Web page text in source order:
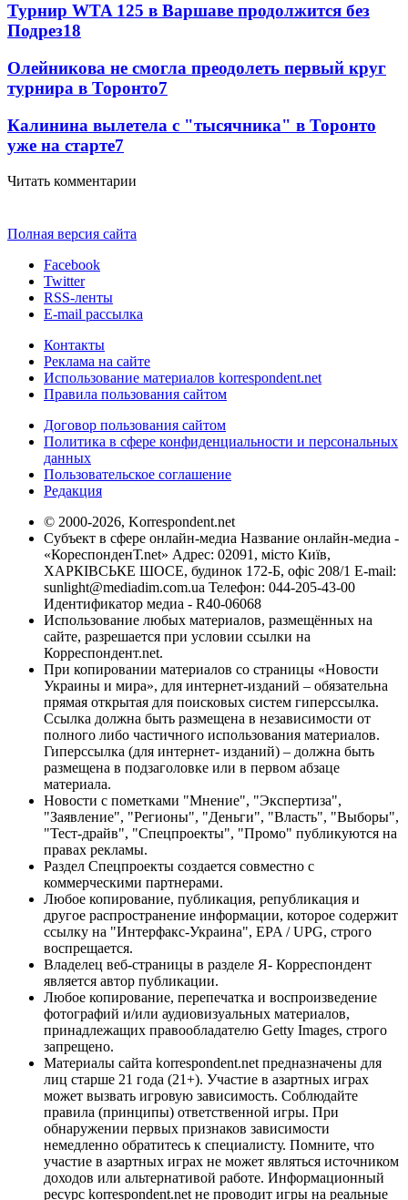
Турнир WTA 125 в Варшаве продолжится без
Подрез18
Олейникова не смогла преодолеть первый круг
турнира в Торонто7
Калинина вылетела с "тысячника" в Торонто
уже на старте7
Читать комментарии
Полная версия сайта
Facebook
Twitter
RSS-ленты
E-mail рассылка
Контакты
Реклама на сайте
Использование материалов korrespondent.net
Правила пользования сайтом
Договор пользования сайтом
Политика в сфере конфиденциальности и персональных
данных
Пользовательское соглашение
Редакция
© 2000-2026, Korrespondent.net
Субъект в сфере онлайн-медиа Название онлайн-медиа -
«КореспонденТ.net» Адрес: 02091, місто Київ,
ХАРКІВСЬКЕ ШОСЕ, будинок 172-Б, офіс 208/1 E-mail:
sunlight@mediadim.com.ua Телефон: 044-205-43-00
Идентификатор медиа - R40-06068
Использование любых материалов, размещённых на
сайте, разрешается при условии ссылки на
Корреспондент.net.
При копировании материалов со страницы «Новости
Украины и мира», для интернет-изданий – обязательна
прямая открытая для поисковых систем гиперссылка.
Ссылка должна быть размещена в независимости от
полного либо частичного использования материалов.
Гиперссылка (для интернет- изданий) – должна быть
размещена в подзаголовке или в первом абзаце
материала.
Новости с пометками "Мнение", "Экспертиза",
"Заявление", "Регионы", "Деньги", "Власть", "Выборы",
"Тест-драйв", "Спецпроекты", "Промо" публикуются на
правах рекламы.
Раздел Спецпроекты создается совместно с
коммерческими партнерами.
Любое копирование, публикация, републикация и
другое распространение информации, которое содержит
ссылку на "Интерфакс-Украина", EPA / UPG, строго
воспрещается.
Владелец веб-страницы в разделе Я- Корреспондент
является автор публикации.
Любое копирование, перепечатка и воспроизведение
фотографий и/или аудиовизуальных материалов,
принадлежащих правообладателю Getty Images, строго
запрещено.
Материалы сайта korrespondent.net предназначены для
лиц старше 21 года (21+). Участие в азартных играх
может вызвать игровую зависимость. Соблюдайте
правила (принципы) ответственной игры. При
обнаружении первых признаков зависимости
немедленно обратитесь к специалисту. Помните, что
участие в азартных играх не может являться источником
доходов или альтернативой работе. Информационный
ресурс korrespondent.net не проводит игры на реальные